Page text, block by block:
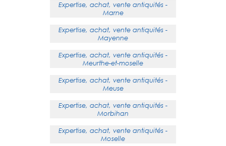
Expertise, achat, vente antiquités -
Marne
Expertise, achat, vente antiquités -
Mayenne
Expertise, achat, vente antiquités -
Meurthe-et-moselle
Expertise, achat, vente antiquités -
Meuse
Expertise, achat, vente antiquités -
Morbihan
Expertise, achat, vente antiquités -
Moselle